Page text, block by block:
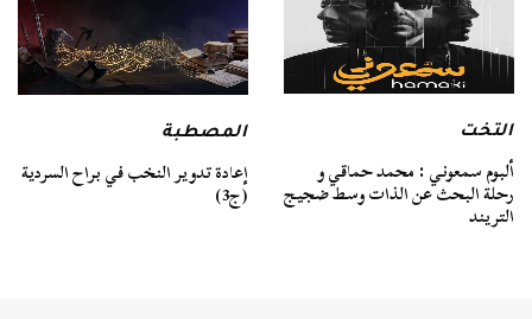
التخت
ألبوم سمعوني : محمد حماقي و
رحلة البحث عن الذات وسط ضجيج
التريند
المصطبة
إعادة تدوير النخب في براح السردية
(ج3)